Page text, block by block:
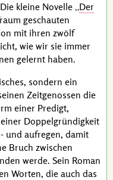
kleine Novelle Der
geschauten
mit ihren zwölf
wie wir sie immer
gelernt haben.
sondern ein
Zeitgenossen die
einer Predigt,
Doppelgründigkeit
und aufregen, damit
Bruch zwischen
werde. Sein Roman
Worten, die auch das